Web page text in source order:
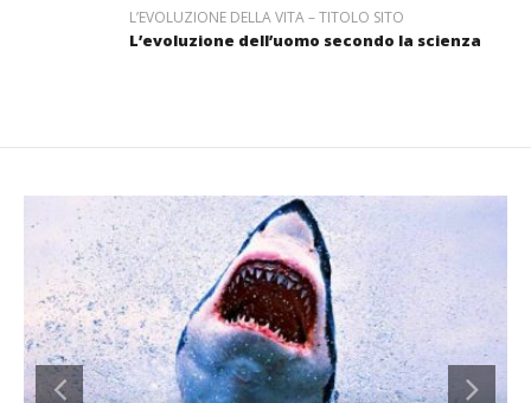
L’EVOLUZIONE DELLA VITA – TITOLO SITO
L’evoluzione dell’uomo secondo la scienza